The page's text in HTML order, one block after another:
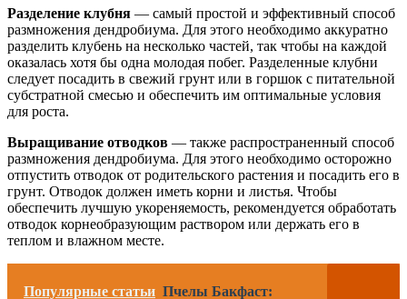
Разделение клубня — самый простой и эффективный способ
размножения дендробиума. Для этого необходимо аккуратно
разделить клубень на несколько частей, так чтобы на каждой
оказалась хотя бы одна молодая побег. Разделенные клубни
следует посадить в свежий грунт или в горшок с питательной
субстратной смесью и обеспечить им оптимальные условия
для роста.
Выращивание отводков — также распространенный способ
размножения дендробиума. Для этого необходимо осторожно
отпустить отводок от родительского растения и посадить его в
грунт. Отводок должен иметь корни и листья. Чтобы
обеспечить лучшую укореняемость, рекомендуется обработать
отводок корнеобразующим раствором или держать его в
теплом и влажном месте.
Популярные статьи Пчелы Бакфаст: